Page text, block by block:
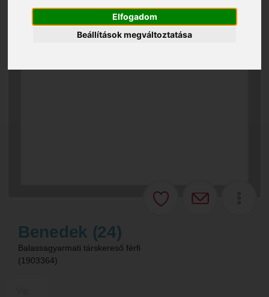
Elfogadom
Beállítások megváltoztatása
Benedek (24)
Balassagyarmati társkereső férfi
(1903364)